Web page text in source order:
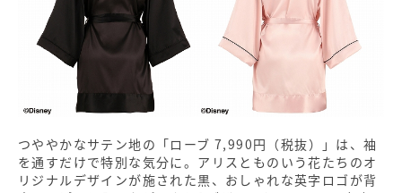
つややかなサテン地の「ローブ 7,990円（税抜）」は、袖
を通すだけで特別な気分に。アリスとものいう花たちのオ
リジナルデザインが施された黒、おしゃれな英字ロゴが背